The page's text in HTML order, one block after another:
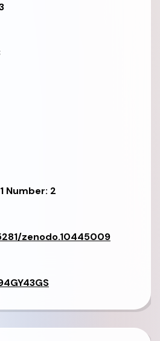
Number: 2
zenodo.10445009